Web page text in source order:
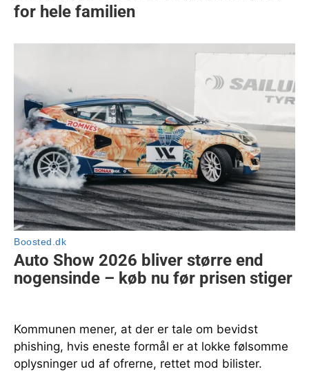
Kommunen mener, at der er tale om bevidst
phishing, hvis eneste formål er at lokke følsomme
oplysninger ud af ofrerne, rettet mod bilister.